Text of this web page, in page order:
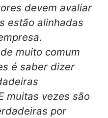
devem avaliar
estão alinhadas
muito comum
é saber dizer
muitas vezes são
por